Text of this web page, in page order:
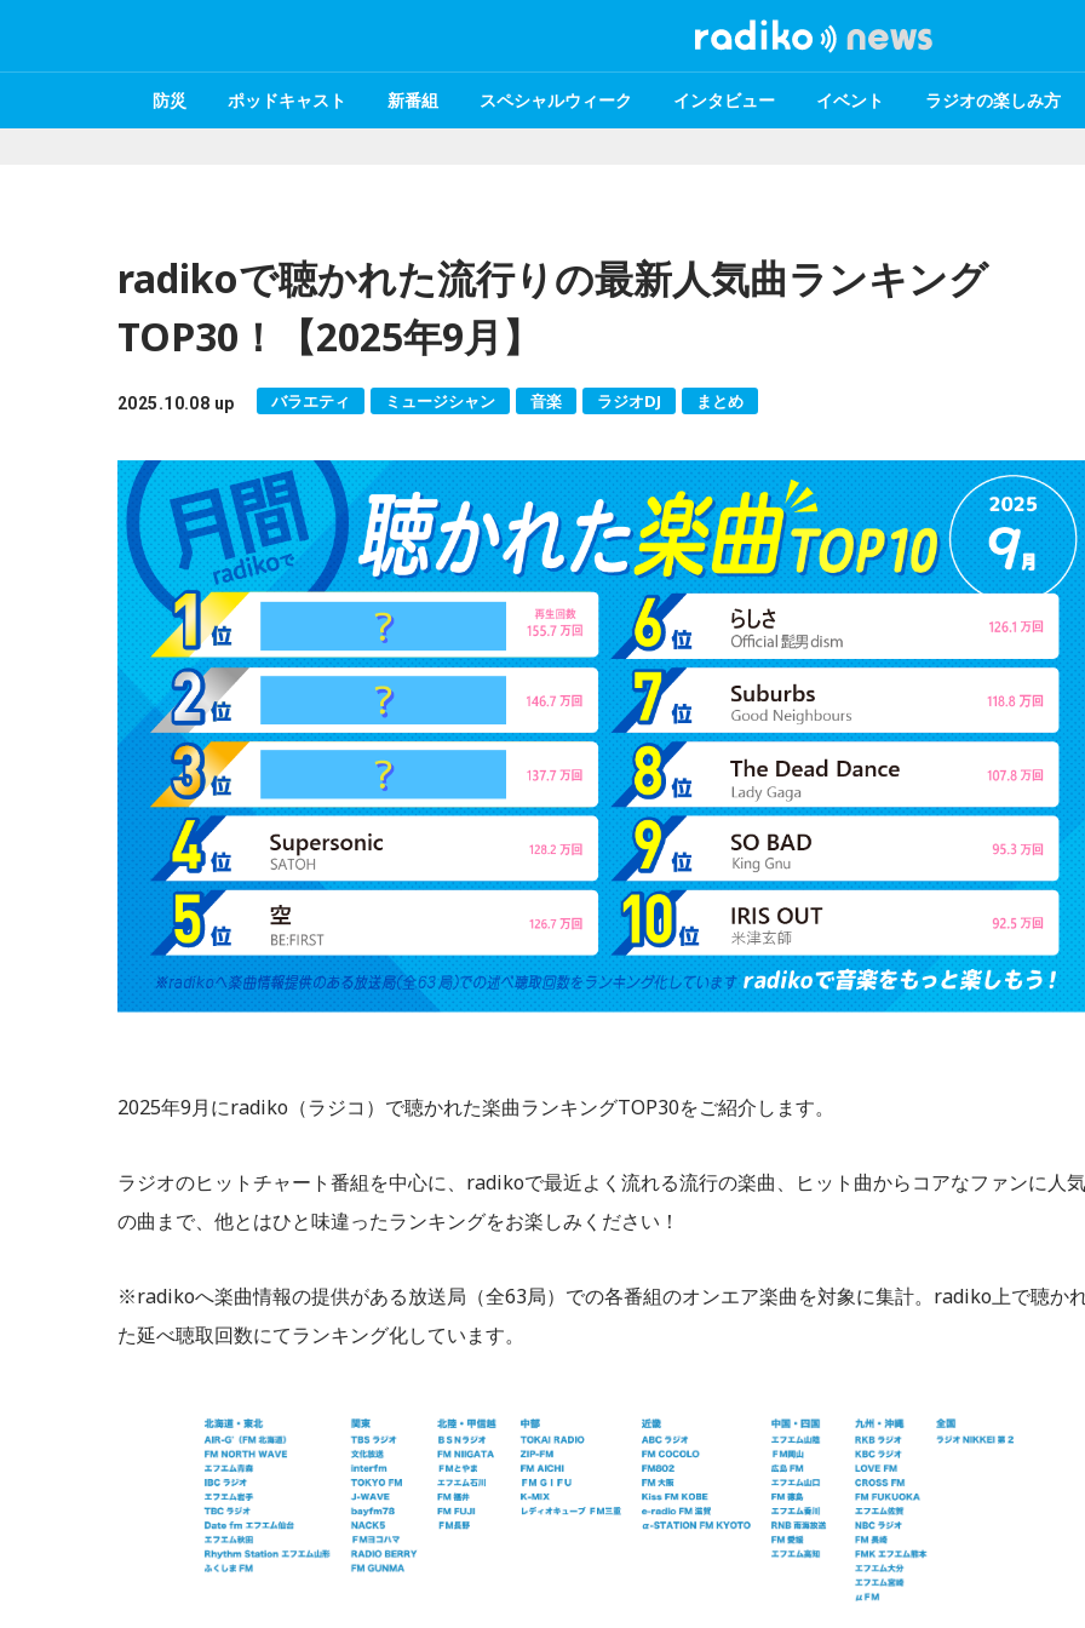
防災 ポッドキャスト 新番組 スペシャルウィーク インタビュー イベント ラジオの楽しみ方
radikoで聴かれた流行りの最新人気曲ランキング
TOP30！【2025年9月】
2025.10.08 up バラエティ ミュージシャン 音楽 ラジオDJ まとめ
2025年9月にradiko（ラジコ）で聴かれた楽曲ランキングTOP30をご紹介します。
ラジオのヒットチャート番組を中心に、radikoで最近よく流れる流行の楽曲、ヒット曲からコアなファンに人気
の曲まで、他とはひと味違ったランキングをお楽しみください！
※radikoへ楽曲情報の提供がある放送局（全63局）での各番組のオンエア楽曲を対象に集計。radiko上で聴か
た延べ聴取回数にてランキング化しています。